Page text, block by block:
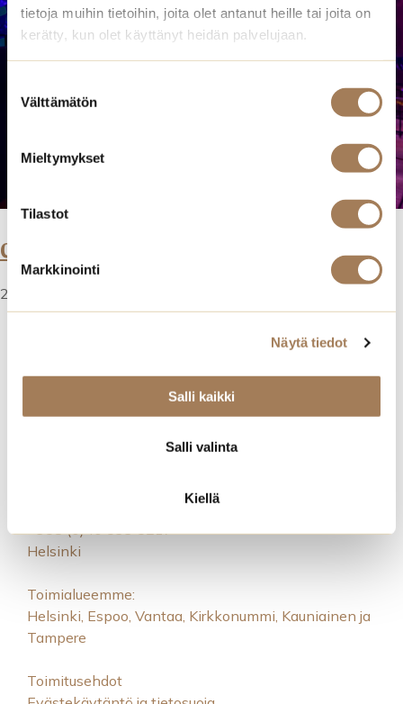
tietoja muihin tietoihin, joita olet antanut heille tai joita on
kerätty, kun olet käyttänyt heidän palvelujaan.
valinta
Välttämätön
Mieltymykset
Tilastot
Markkinointi
Näytä tiedot
Salli kaikki
Salli valinta
Kiellä
Catering
Helsinki
Catering Helsinki
23.04.2024
Helsinki
Toimialueemme:
Helsinki, Espoo, Vantaa, Kirkkonummi, Kauniainen ja
Tampere
Toimitusehdot